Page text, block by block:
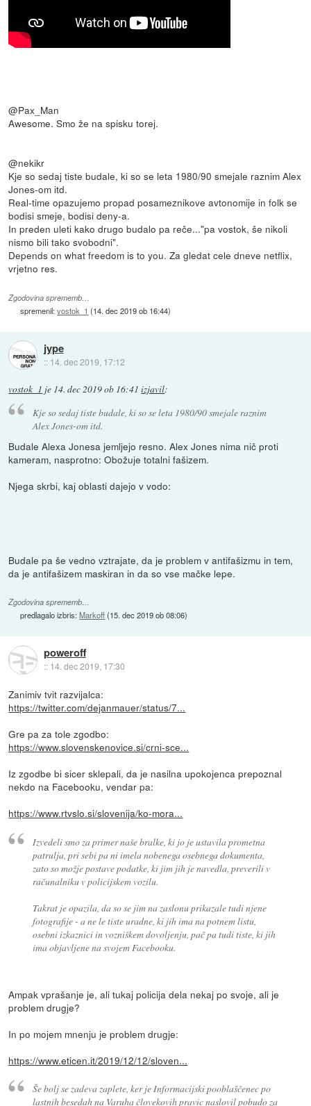
@Pax_Man
Awesome. Smo že na spisku torej.
@nekikr
Kje so sedaj tiste budale, ki so se leta 1980/90 smejale raznim Alex
Jones-om itd.
Real-time opazujemo propad posameznikove avtonomije in folk se
bodisi smeje, bodisi deny-a.
In preden uleti kako drugo budalo pa reče..."pa vostok, še nikoli
nismo bili tako svobodni".
Depends on what freedom is to you. Za gledat cele dneve netflix,
vrjetno res.
Zgodovina sprememb…
spremenil:vostok_1 (14. dec 2019 ob 16:44)
jype
:: 14. dec 2019, 17:12
vostok_1 je 14. dec 2019 ob 16:41 izjavil:
Kje so sedaj tiste budale, ki so se leta 1980/90 smejale raznim
Alex Jones-om itd.
Budale Alexa Jonesa jemljejo resno. Alex Jones nima nič proti
kameram, nasprotno: Obožuje totalni fašizem.
Njega skrbi, kaj oblasti dajejo v vodo:
Budale pa še vedno vztrajate, da je problem v antifašizmu in tem,
da je antifašizem maskiran in da so vse mačke lepe.
Zgodovina sprememb…
predlagalo izbris:Markoff(15. dec 2019 ob 08:06)
poweroff
:: 14. dec 2019, 17:30
Zanimiv tvit razvijalca:
https://twitter.com/dejanmauer/status/7...
Gre pa za tole zgodbo:
https://www.slovenskenovice.si/crni-sce...
Iz zgodbe bi sicer sklepali, da je nasilna upokojenca prepoznal
nekdo na Facebooku, vendar pa:
https://www.rtvslo.si/slovenija/ko-mora...
Izvedeli smo za primer naše bralke, ki jo je ustavila prometna
patrulja, pri sebi pa ni imela nobenega osebnega dokumenta,
zato so možje postave podatke, ki jim jih je navedla, preverili v
računalniku v policijskem vozilu.
Takrat je opazila, da so se jim na zaslonu prikazale tudi njene
fotografije - a ne le tiste uradne, ki jih ima na potnem listu,
osebni izkaznici in vozniškem dovoljenju, pač pa tudi tiste, ki jih
ima objavljene na svojem Facebooku.
Ampak vprašanje je, ali tukaj policija dela nekaj po svoje, ali je
problem drugje?
In po mojem mnenju je problem drugje:
https://www.eticen.it/2019/12/12/sloven...
Še bolj se zadeva zaplete, ker je Informacijski pooblaščenec po
lastnih besedah na Varuha človekovih pravic naslovil pobudo za